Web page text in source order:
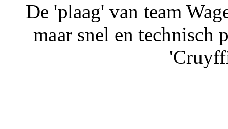
De 'plaag' van team
maar snel en technisch